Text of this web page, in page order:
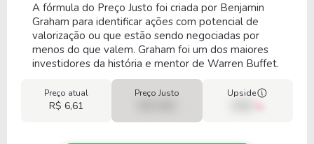
A fórmula do Preço Justo foi criada por Benjamin
Graham para identificar ações com potencial de
valorização ou que estão sendo negociadas por
menos do que valem. Graham foi um dos maiores
investidores da história e mentor de Warren Buffet.
Preço atual
R$ 6,61
Preço Justo Upside